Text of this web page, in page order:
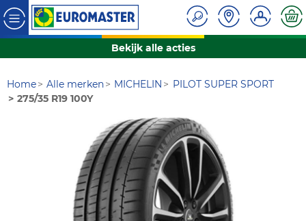
Bekijk alle acties
Home Alle merken MICHELIN
PILOT SUPER SPORT
275/35 R19 100Y